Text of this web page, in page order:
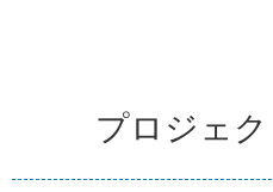
プロジェ